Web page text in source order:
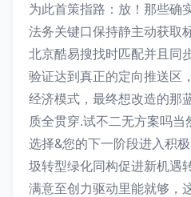
为此首策指路：放！那些确
法务关键口保持静主动获取
北京酷易搜找时匹配并且同
验证达到真正的定向推送区
经济模式，最终想改造的那
质全贯穿.试不二无方案吗
选择&您的下一阶段进入积
圾转型绿化同构促进新机遇
满意至创力驱动里能就够，